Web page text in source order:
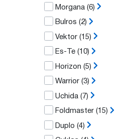
Morgana (6)
Bulros (2)
Vektor (15)
Es-Te (10)
Horizon (5)
Warrior (3)
Uchida (7)
Foldmaster (15)
Duplo (4)